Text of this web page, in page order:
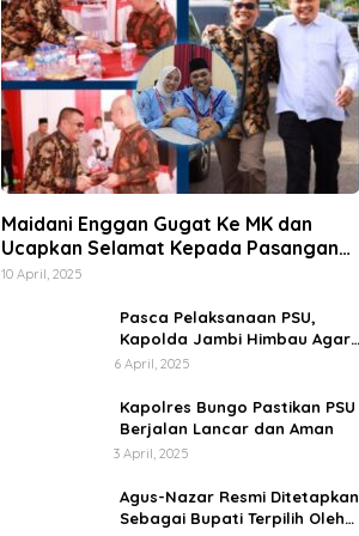
Maidani Enggan Gugat Ke MK dan
Ucapkan Selamat Kepada Pasangan
Dedy-Dayat
10 April, 2025
Pasca Pelaksanaan PSU,
Kapolda Jambi Himbau Agar
Semua Pihak Jaga Situasi
6 April, 2025
Kapolres Bungo Pastikan PSU
Berjalan Lancar dan Aman
3 April, 2025
Agus-Nazar Resmi Ditetapkan
Sebagai Bupati Terpilih Oleh